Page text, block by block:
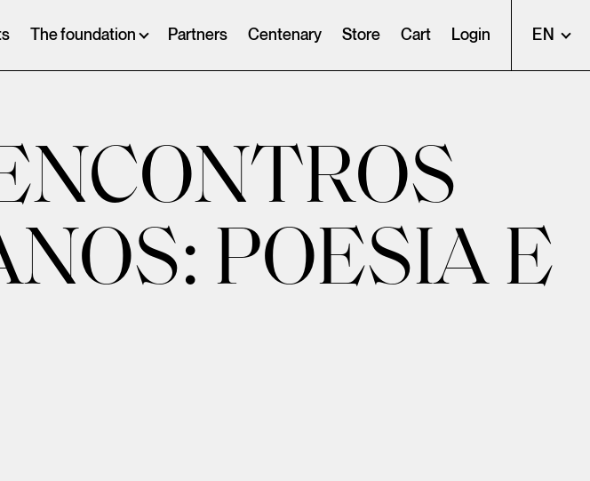
The foundation Partners Centenary Store Cart Login EN
POESIA E